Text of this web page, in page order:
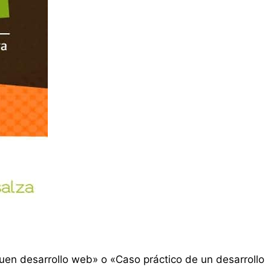
desarrollo web» o «Caso práctico de un desarrollo